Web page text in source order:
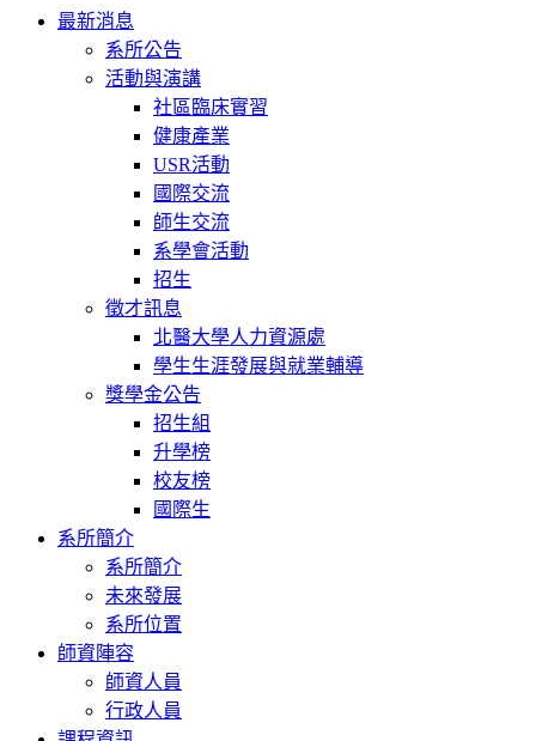
Toggle
navigation
最新消息
系所公告
活動與演講
社區臨床實習
健康產業
USR活動
國際交流
師生交流
系學會活動
招生
徵才訊息
北醫大學人力資源處
學生生涯發展與就業輔導
獎學金公告
招生組
升學榜
校友榜
國際生
系所簡介
系所簡介
未來發展
系所位置
師資陣容
師資人員
行政人員